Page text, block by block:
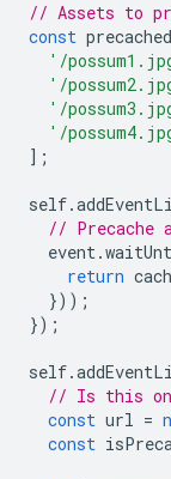
// Assets to
const
'/
'/
'/
'/
];
self.
// Precache
event.
return
}));
});
self.
// Is this
const url =
const